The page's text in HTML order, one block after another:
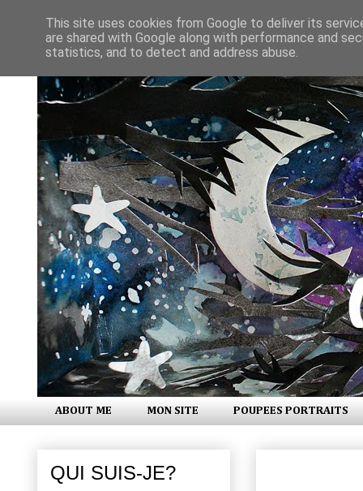
ABOUT ME MON SITE POUPEES PORTRAITS
QUI SUIS-JE?
This site uses cookies from Google to deliver its
are shared with Google along with performance and
statistics, and to detect and address abuse.